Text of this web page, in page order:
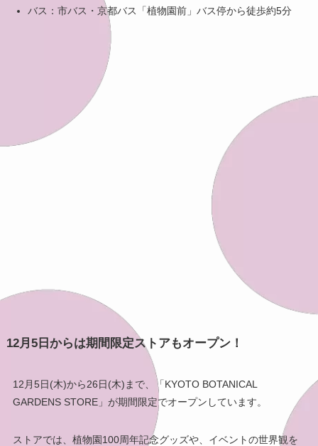
バス：市バス・京都バス「植物園前」バス停から徒歩約5分
12月5日からは期間限定ストアもオープン！
12月5日(木)から26日(木)まで、「KYOTO BOTANICAL
GARDENS STORE」が期間限定でオープンしています。
ストアでは、植物園100周年記念グッズや、イベントの世界観を